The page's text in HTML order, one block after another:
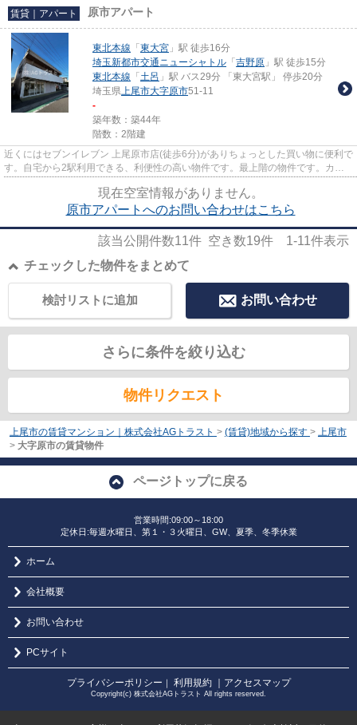
賃貸｜アパート 原市アパート
東北本線 「 東大宮 」駅 徒歩16分
埼玉新都市交通ニューシャトル 「 吉野原 」駅 徒歩15分
東北本線 「 土呂 」駅 バス29分 「東大宮駅」 停歩20分
埼玉県上尾市大字原市51-11
-
築年数：築44年
階数：2階建
近くにはセブンイレブン 上尾原市店(徒歩6分)がありちょっとした買い物に便利で
す。自宅から2駅利用できる、利便性の高い物件です。最上階の物件です。カー
現在空室情報がありません。
原市アパートへのお問い合わせはこちら
該当公開件数11件 空き数19件 1-11件表示
チェックした物件をまとめて
お問い合わせ
検討リストに追加
さらに条件を絞り込む
物件リクエスト
上尾市の賃貸マンション｜株式会社AGトラスト > (賃貸)地域から探す > 上尾市
> 大字原市の賃貸物件
ページトップに戻る
営業時間:09:00～18:00
定休日:毎週水曜日、第１・３火曜日、GW、夏季、冬季休業
ホーム
会社概要
お問い合わせ
PCサイト
プライバシーポリシー ｜ 利用規約 ｜アクセスマップ
Copyright(c) 株式会社AGトラスト All rights reserved.